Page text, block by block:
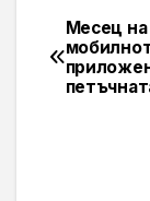
Месец на